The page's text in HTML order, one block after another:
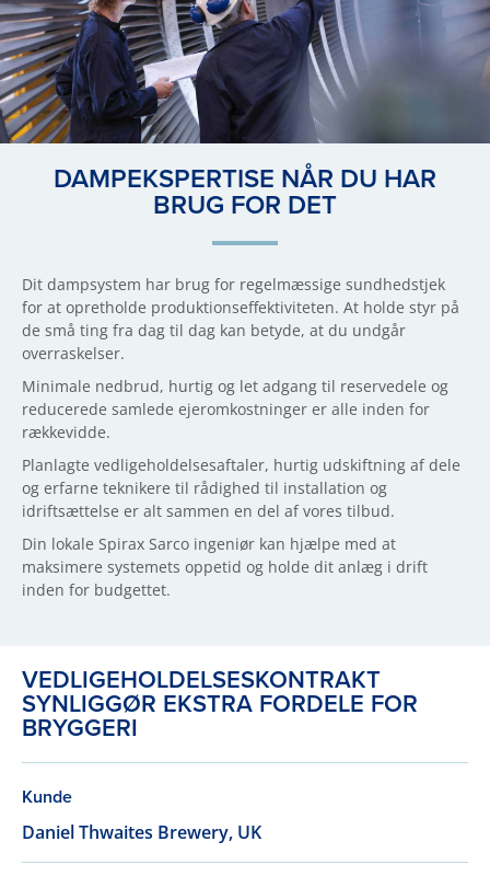
DAMPEKSPERTISE NÅR DU HAR
BRUG FOR DET
Dit dampsystem har brug for regelmæssige sundhedstjek
for at opretholde produktionseffektiviteten. At holde styr på
de små ting fra dag til dag kan betyde, at du undgår
overraskelser.
Minimale nedbrud, hurtig og let adgang til reservedele og
reducerede samlede ejeromkostninger er alle inden for
rækkevidde.
Planlagte vedligeholdelsesaftaler, hurtig udskiftning af dele
og erfarne teknikere til rådighed til installation og
idriftsættelse er alt sammen en del af vores tilbud.
Din lokale Spirax Sarco ingeniør kan hjælpe med at
maksimere systemets oppetid og holde dit anlæg i drift
inden for budgettet.
VEDLIGEHOLDELSESKONTRAKT
SYNLIGGØR EKSTRA FORDELE FOR
BRYGGERI
Kunde
Daniel Thwaites Brewery, UK